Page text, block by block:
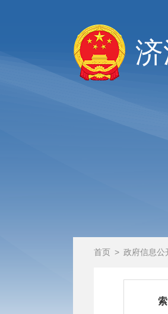
首页 > 政府信息公